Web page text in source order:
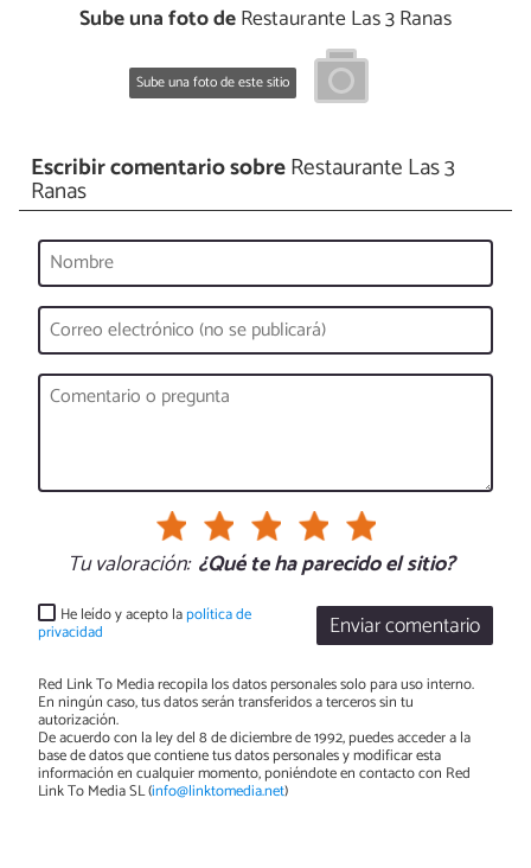
Sube una foto deRestaurante Las 3 Ranas
Sube una foto de este sitio
Escribir comentario sobreRestaurante Las 3
Ranas
Tu valoración: ¿Qué te ha parecido el sitio?
Enviar comentario
He leído y acepto lapolítica de
privacidad
Red Link To Media recopila los datos personales solo para uso interno.
En ningún caso, tus datos serán transferidos a terceros sin tu
autorización.
De acuerdo con la ley del 8 de diciembre de 1992, puedes acceder a la
base de datos que contiene tus datos personales y modificar esta
información en cualquier momento, poniéndote en contacto con Red
Link To Media SL (info@linktomedia.net)